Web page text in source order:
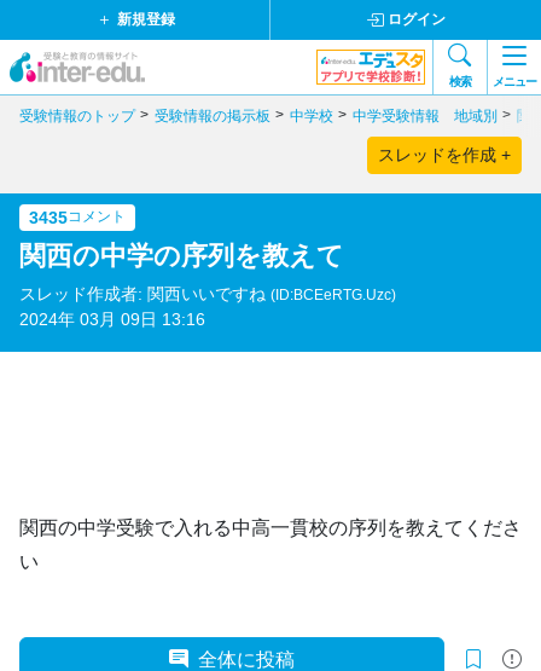
新規登録 ログイン
検索 メニュー
受験情報のトップ 受験情報の掲示板 中学校 中学受験情報 地域別 関
スレッドを作成 +
3435コメント
関西の中学の序列を教えて
スレッド作成者: 関西いいですね (ID:BCEeRTG.Uzc)
2024年 03月 09日 13:16
関西の中学受験で入れる中高一貫校の序列を教えてくださ
い
全体に投稿